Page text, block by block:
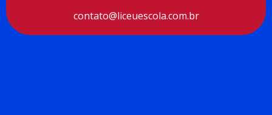
contato@liceuescola.com.br